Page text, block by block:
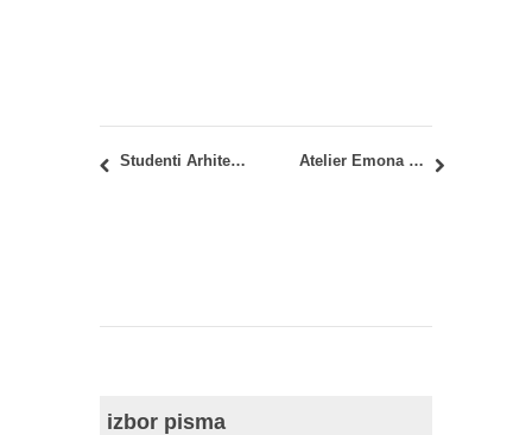
Studenti Arhitektonskog fakulteta u ekološkoj akciji “Zajedno za planetu Zemlju” Atelier Emona radionica u Ljubljani
izbor pisma